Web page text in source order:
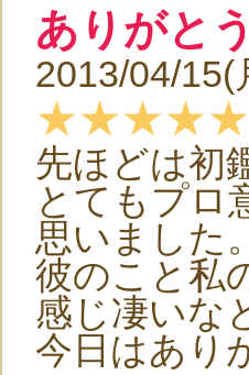
ありがと
2013/04/15(
★★★★★
先ほどは初
とてもプロ
思いました。
彼のこと私
感じ凄いな
今日はあり